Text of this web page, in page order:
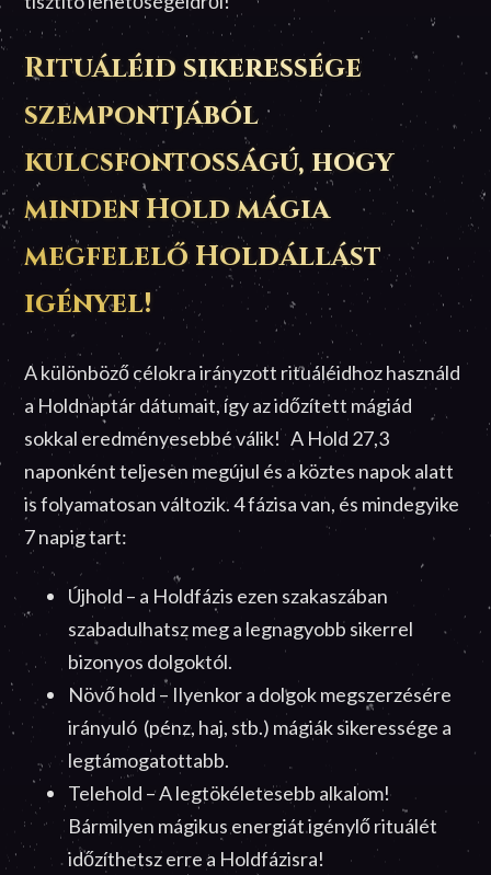
Rituáléid sikeressége
szempontjából
kulcsfontosságú, hogy
minden Hold mágia
megfelelő Holdállást
igényel!
A különböző célokra irányzott rituáléidhoz használd
a Holdnaptár dátumait, így az időzített mágiád
sokkal eredményesebbé válik! A Hold 27,3
naponként teljesen megújul és a köztes napok alatt
is folyamatosan változik. 4 fázisa van, és mindegyike
7 napig tart:
Újhold – a Holdfázis ezen szakaszában
szabadulhatsz meg a legnagyobb sikerrel
bizonyos dolgoktól.
Növő hold – Ilyenkor a dolgok megszerzésére
irányuló (pénz, haj, stb.) mágiák sikeressége a
legtámogatottabb.
Telehold – A legtökéletesebb alkalom!
Bármilyen mágikus energiát igénylő rituálét
időzíthetsz erre a Holdfázisra!